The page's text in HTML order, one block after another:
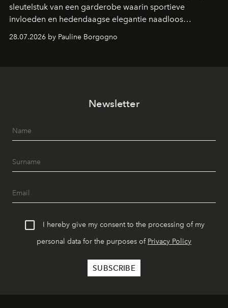
sleutelstuk van een garderobe waarin sportieve
invloeden en hedendaagse elegantie naadloos
samenkomen.
28.07.2026 by Pauline Borgogno
Newsletter
I hereby give my consent to the processing of my
personal data for the purposes of Privacy Policy